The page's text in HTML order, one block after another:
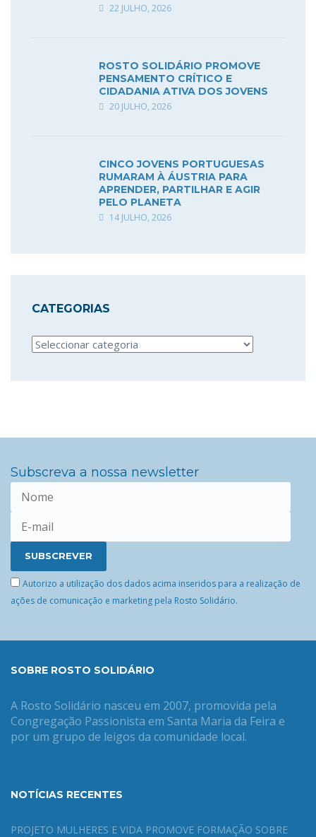
22 JULHO, 2026
ROSTO SOLIDÁRIO PROMOVE
PENSAMENTO CRÍTICO E
CIDADANIA ATIVA DOS JOVENS
20 JULHO, 2026
CINCO JOVENS PORTUGUESAS
RUMARAM À ÁUSTRIA PARA
APRENDER, PARTILHAR E AGIR
PELO PLANETA
14 JULHO, 2026
CATEGORIAS
Categorias
Subscreva a nossa newsletter
Autorizo a utilização dos dados acima inseridos para a realização de
ações de comunicação e marketing pela Rosto Solidário.
SOBRE ROSTO SOLIDÁRIO
A Rosto Solidário nasceu em 2007, promovida pela
Congregação Passionista em Santa Maria da Feira e
por um grupo de leigos da comunidade local.
NOTÍCIAS RECENTES
PROJETO MULHERES E VIDA PROMOVE FORMAÇÃO SOBRE